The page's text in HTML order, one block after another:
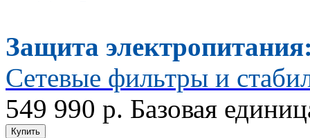
Защита
Сетевые фильтры и
549 990 р. Базовая